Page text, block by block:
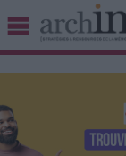
BIBLIOTHÈQUE
UNIVERS DATA